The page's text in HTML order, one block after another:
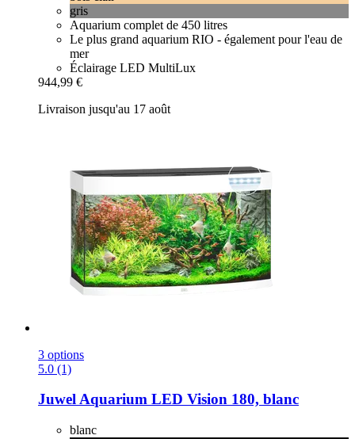
gris
Aquarium complet de 450 litres
Le plus grand aquarium RIO - également pour l'eau de
mer
Éclairage LED MultiLux
944,99 €
Livraison jusqu'au 17 août
3 options
5.0 (1)
JuwelAquarium LED Vision 180, blanc
blanc